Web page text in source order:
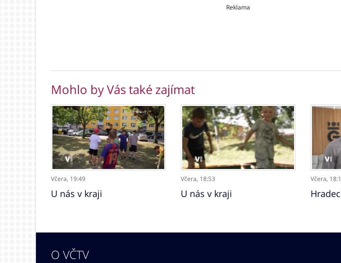
Reklama
Mohlo by Vás také zajímat
Včera, 19:49
U nás v kraji
Včera, 18:53
U nás v kraji
Včera,
O VČTV